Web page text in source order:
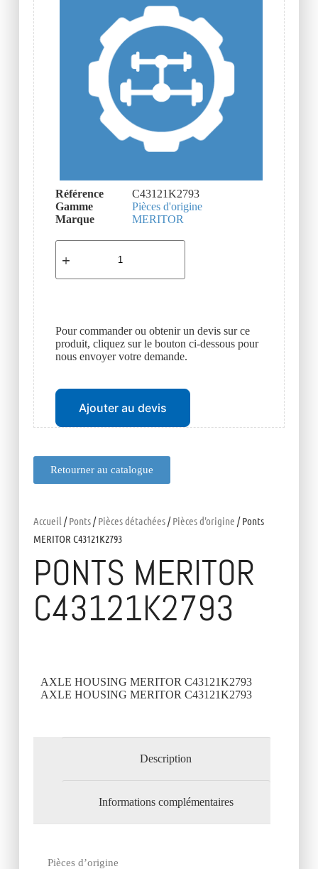
Retourner au catalogue
Accueil /Ponts/Pièces détachées/Pièces d'origine / Ponts
MERITOR C43121K2793
PONTS MERITOR
C43121K2793
AXLE HOUSING MERITOR C43121K2793
AXLE HOUSING MERITOR C43121K2793
Description
Informations complémentaires
Pièces d’origine
Référence
C43121K2793
Gamme
Pièces d'origine
Marque
MERITOR
Pour commander ou obtenir un devis sur ce
produit, cliquez sur le bouton ci-dessous pour
nous envoyer votre demande.
Ajouter au devis